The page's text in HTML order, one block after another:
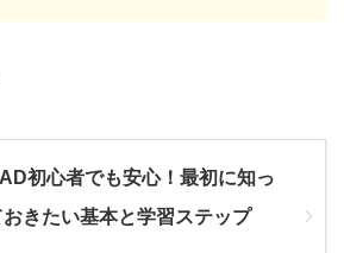
初心者でも安心！最初に知っ
おきたい基本と学習ステップ